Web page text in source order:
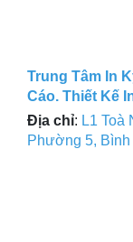
Trung Tâm In
Cáo. Thiết Kế
Địa chỉ: L1 Toà
Phường 5,